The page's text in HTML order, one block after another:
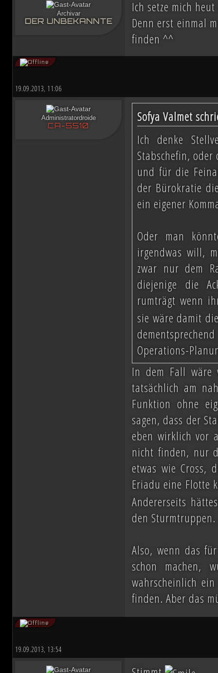
Archivar
DER UNBEKANNTE
Ich setze mich
Denn erst einmal
finden ^^
19.09.2013, 11:06
Administratordroide
CA-5510
Sofya Valmet
Ich denke
Stabschefin,
und für die
der Bürokratie
ein eigener
Oder man
irgendwas will,
zwar nur dem
diejenige die
rumträgt wenn
sie wäre damit
Operations-
In dem Fall wäre
tatsächlich am
Funktion ohne
sagen, dass der
eben wirklich vor
nicht finden, nur
etwas wie Cross,
Eriadu eine Flotte
Andererseits
den Sturmtruppen.
Also, wenn das
schon machen,
wahrscheinlich
finden. Aber das
19.09.2013, 13:54